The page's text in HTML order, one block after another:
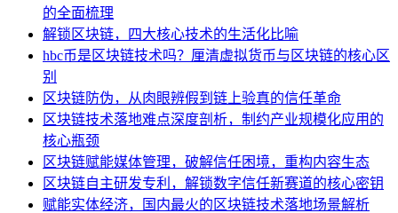
的全面梳理
解锁区块链，四大核心技术的生活化比喻
hbc币是区块链技术吗？厘清虚拟货币与区块链的核心区
别
区块链防伪，从肉眼辨假到链上验真的信任革命
区块链技术落地难点深度剖析，制约产业规模化应用的
核心瓶颈
区块链赋能媒体管理，破解信任困境，重构内容生态
区块链自主研发专利，解锁数字信任新赛道的核心密钥
赋能实体经济，国内最火的区块链技术落地场景解析